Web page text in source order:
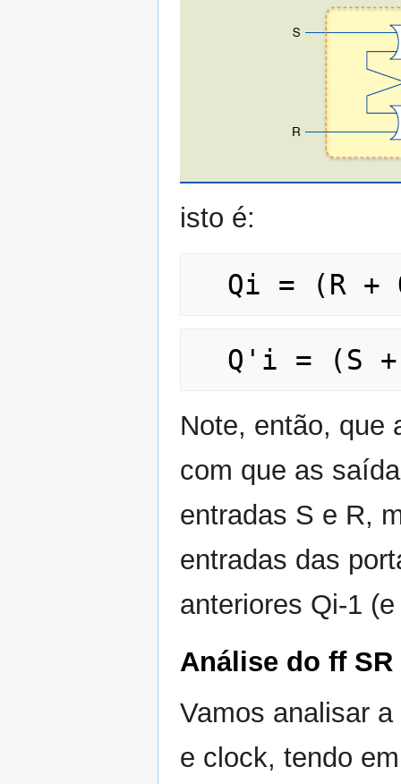
isto é:
Note, então, que
com que as
entradas S e R,
entradas das
anteriores Qi-1
Análise do ff
Vamos analisar
e clock, tendo